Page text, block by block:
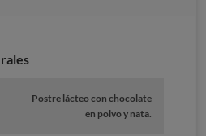
Postre lácteo con chocolate
en polvo y nata.